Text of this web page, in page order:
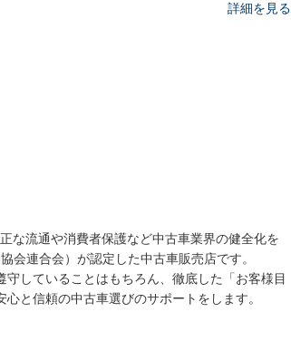
詳細を見る
な流通や消費者保護など中古車業界の健全化を
会連合会）が認定した中古車販売店です。
していることはもちろん、徹底した「お客様目
と信頼の中古車選びのサポートをします。